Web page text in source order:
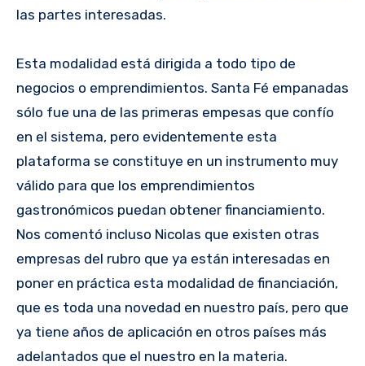
las partes interesadas.
Esta modalidad está dirigida a todo tipo de
negocios o emprendimientos. Santa Fé empanadas
sólo fue una de las primeras empesas que confío
en el sistema, pero evidentemente esta
plataforma se constituye en un instrumento muy
válido para que los emprendimientos
gastronómicos puedan obtener financiamiento.
Nos comentó incluso Nicolas que existen otras
empresas del rubro que ya están interesadas en
poner en práctica esta modalidad de financiación,
que es toda una novedad en nuestro país, pero que
ya tiene años de aplicación en otros países más
adelantados que el nuestro en la materia.